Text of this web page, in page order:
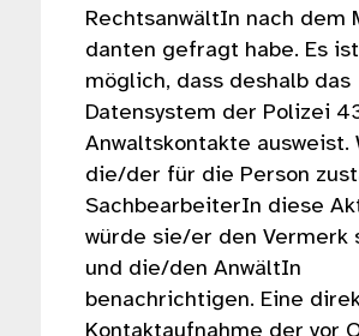
RechtsanwältIn nach dem
danten gefragt habe. Es ist
möglich, dass deshalb das
Datensystem der Polizei
Anwaltskontakte ausweist.
die/der für die Person
SachbearbeiterIn diese
würde sie/er den Vermerk
und die/den AnwältIn
benachrichtigen. Eine
Kontaktaufnahme der vor